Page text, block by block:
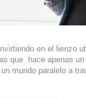
en el lienzo
que hace apenas
mundo paralelo a